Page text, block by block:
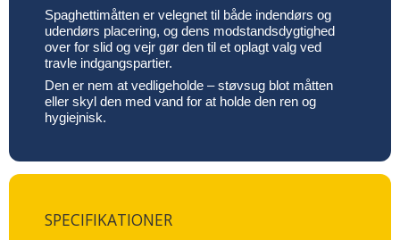
Spaghettimåtten er velegnet til både indendørs og
udendørs placering, og dens modstandsdygtighed
over for slid og vejr gør den til et oplagt valg ved
travle indgangspartier.
Den er nem at vedligeholde – støvsug blot måtten
eller skyl den med vand for at holde den ren og
hygiejnisk.
SPECIFIKATIONER